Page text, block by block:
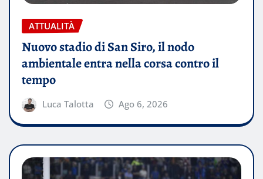
ATTUALITÀ
Nuovo stadio di San Siro, il nodo
ambientale entra nella corsa contro il
tempo
Luca Talotta Ago 6, 2026